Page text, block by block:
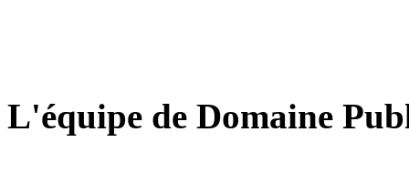
L'équipe de Domaine